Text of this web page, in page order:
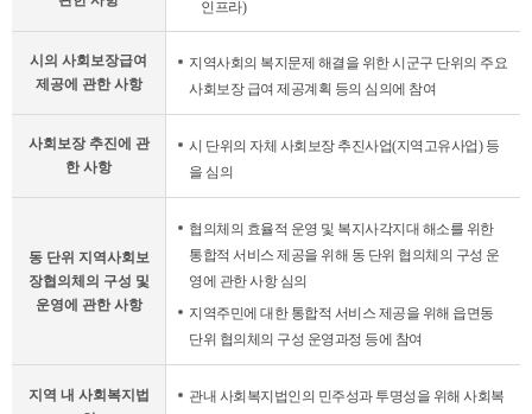
심
인프라)
시의 사회보장급여
제공에 관한 사항
지역사회의 복지문제 해결을 위한 시군구 단위의 주요
사회보장 급여 제공계획 등의 심의에 참여
사회보장 추진에 관
한 사항
시 단위의 자체 사회보장 추진사업(지역고유사업) 등
을 심의
동 단위 지역사회보
장협의체의 구성 및
운영에 관한 사항
협의체의 효율적 운영 및 복지사각지대 해소를 위한
통합적 서비스 제공을 위해 동 단위 협의체의 구성 운
영에 관한 사항 심의
지역주민에 대한 통합적 서비스 제공을 위해 읍면동
단위 협의체의 구성 운영과정 등에 참여
지역 내 사회복지법
관내 사회복지법인의 민주성과 투명성을 위해 사회복